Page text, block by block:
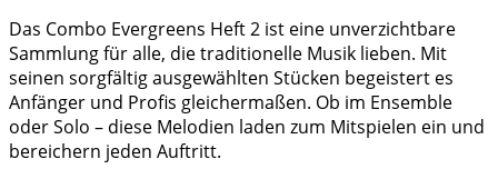
Das Combo Evergreens Heft 2 ist eine unverzichtbare
Sammlung für alle, die traditionelle Musik lieben. Mit
seinen sorgfältig ausgewählten Stücken begeistert es
Anfänger und Profis gleichermaßen. Ob im Ensemble
oder Solo – diese Melodien laden zum Mitspielen ein und
bereichern jeden Auftritt.